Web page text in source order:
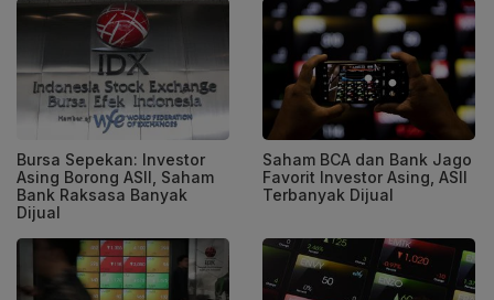
Bursa Sepekan: Investor
Asing Borong ASII, Saham
Bank Raksasa Banyak
Dijual
Saham BCA dan Bank Jago
Favorit Investor Asing, ASII
Terbanyak Dijual